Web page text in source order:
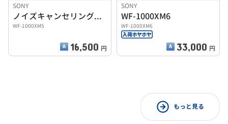
SONY
ノイズキャンセリングイヤホン
WF-1000XM5
16,500 円
SONY
WF-1000XM6
WF-1000XM6
33,000 円
もっと見る